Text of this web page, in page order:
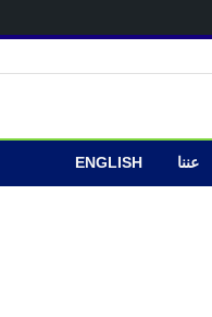
عننا ENGLISH